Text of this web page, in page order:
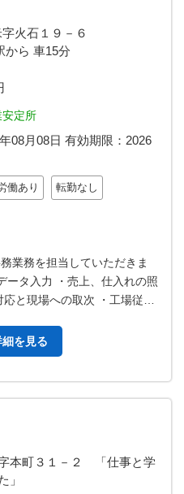
火石１９－６
から 車15分
安定所
08月08日 有効期限： 2026
働あり 転勤なし
業務を担当していただきま
ータ入力 ・売上、仕入れの照
と現場への取次 ・工場従業
を見る
本町３１－２ 「仕事と学
」